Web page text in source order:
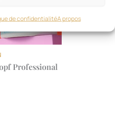
de confidentialitéA propos
Professional